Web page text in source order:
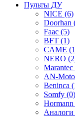
Пульты ДУ
NICE (6)
Doorhan
Faac (5)
BFT (1)
CAME
NERO
Marantec
AN-
Beninca
Somfy (0)
Аналоги